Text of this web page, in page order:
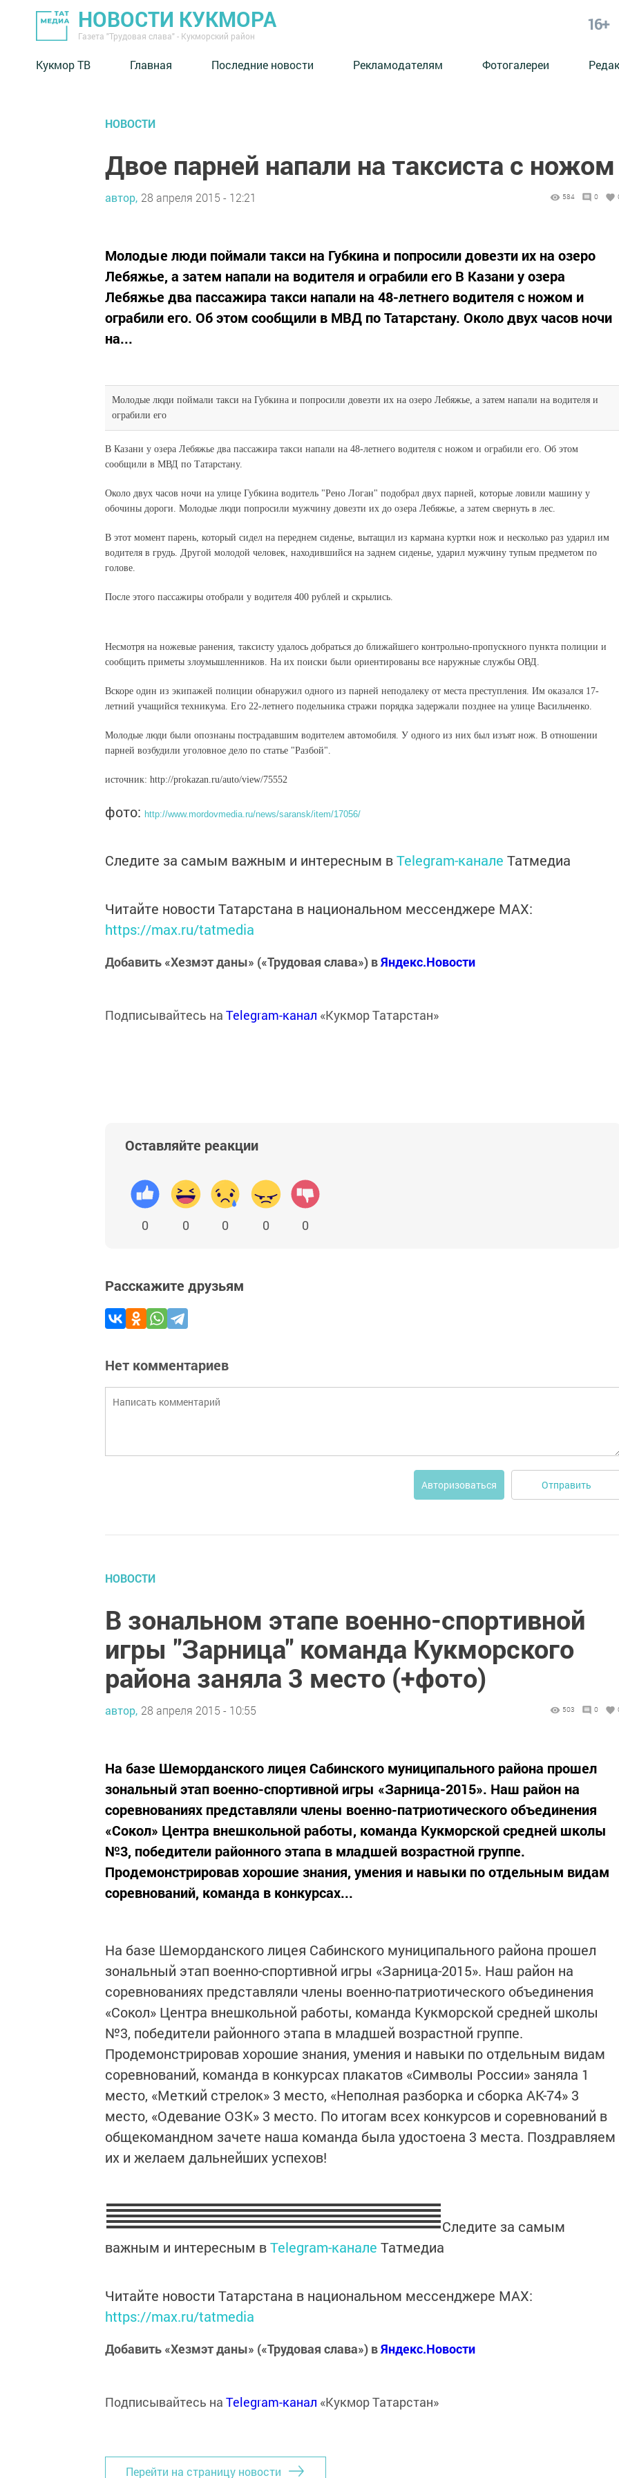
НОВОСТИ КУКМОРА
Газета "Трудовая слава" - Кукморский район
16+
Кукмор ТВ Главная Последние новости Рекламодателям Фотогалереи
НОВОСТИ
Двое парней напали на таксиста с ножом
автор, 28 апреля 2015 - 12:21 584 0
Молодые люди поймали такси на Губкина и попросили довезти их на озеро
Лебяжье, а затем напали на водителя и ограбили его В Казани у озера
Лебяжье два пассажира такси напали на 48-летнего водителя с ножом и
ограбили его. Об этом сообщили в МВД по Татарстану. Около двух часов ночи
на...
Молодые люди поймали такси на Губкина и попросили довезти их на озеро Лебяжье, а затем напали на водителя и
ограбили его
В Казани у озера Лебяжье два пассажира такси напали на 48-летнего водителя с ножом и ограбили его. Об этом
сообщили в МВД по Татарстану.
Около двух часов ночи на улице Губкина водитель "Рено Логан" подобрал двух парней, которые ловили машину у
обочины дороги. Молодые люди попросили мужчину довезти их до озера Лебяжье, а затем свернуть в лес.
В этот момент парень, который сидел на переднем сиденье, вытащил из кармана куртки нож и несколько раз ударил им
водителя в грудь. Другой молодой человек, находившийся на заднем сиденье, ударил мужчину тупым предметом по
голове.
После этого пассажиры отобрали у водителя 400 рублей и скрылись.
Несмотря на ножевые ранения, таксисту удалось добраться до ближайшего контрольно-пропускного пункта полиции и
сообщить приметы злоумышленников. На их поиски были ориентированы все наружные службы ОВД.
Вскоре один из экипажей полиции обнаружил одного из парней неподалеку от места преступления. Им оказался 17-
летний учащийся техникума. Его 22-летнего подельника стражи порядка задержали позднее на улице Васильченко.
Молодые люди были опознаны пострадавшим водителем автомобиля. У одного из них был изъят нож. В отношении
парней возбудили уголовное дело по статье "Разбой".
источник: http://prokazan.ru/auto/view/75552
фото: http://www.mordovmedia.ru/news/saransk/item/17056/
Следите за самым важным и интересным вTelegram-канале Татмедиа
Читайте новости Татарстана в национальном мессенджере MАХ:
https://max.ru/tatmedia
Добавить «Хезмэт даны» («Трудовая слава») вЯндекс.Новости
Подписывайтесь на Telegram-канал «Кукмор Татарстан»
Оставляйте реакции
0 0 0 0 0
Расскажите друзьям
Нет комментариев
Авторизоваться Отправить
НОВОСТИ
В зональном этапе военно-спортивной
игры "Зарница" команда Кукморского
района заняла 3 место (+фото)
автор, 28 апреля 2015 - 10:55 503 0
На базе Шеморданского лицея Сабинского муниципального района прошел
зональный этап военно-спортивной игры «Зарница-2015». Наш район на
соревнованиях представляли члены военно-патриотического объединения
«Сокол» Центра внешкольной работы, команда Кукморской средней школы
№3, победители районного этапа в младшей возрастной группе.
Продемонстрировав хорошие знания, умения и навыки по отдельным видам
соревнований, команда в конкурсах...
На базе Шеморданского лицея Сабинского муниципального района прошел
зональный этап военно-спортивной игры «Зарница-2015». Наш район на
соревнованиях представляли члены военно-патриотического объединения
«Сокол» Центра внешкольной работы, команда Кукморской средней школы
№3, победители районного этапа в младшей возрастной группе.
Продемонстрировав хорошие знания, умения и навыки по отдельным видам
соревнований, команда в конкурсах плакатов «Символы России» заняла 1
место, «Меткий стрелок» 3 место, «Неполная разборка и сборка АК-74» 3
место, «Одевание ОЗК» 3 место. По итогам всех конкурсов и соревнований в
общекомандном зачете наша команда была удостоена 3 места. Поздравляем
их и желаем дальнейших успехов!
Следите за самым
важным и интересным вTelegram-канале Татмедиа
Читайте новости Татарстана в национальном мессенджере MАХ:
https://max.ru/tatmedia
Добавить «Хезмэт даны» («Трудовая слава») вЯндекс.Новости
Подписывайтесь на Telegram-канал «Кукмор Татарстан»
Перейти на страницу новости